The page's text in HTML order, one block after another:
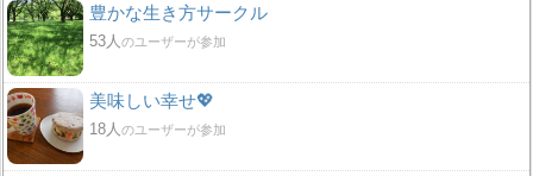
豊かな生き方サークル
53人のユーザーが参加
美味しい幸せ💖
18人のユーザーが参加